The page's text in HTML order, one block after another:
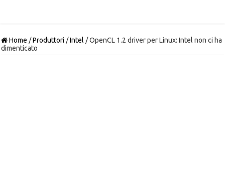
Home /Produttori /Intel /OpenCL 1.2 driver per Linux: Intel non ci ha
dimenticato